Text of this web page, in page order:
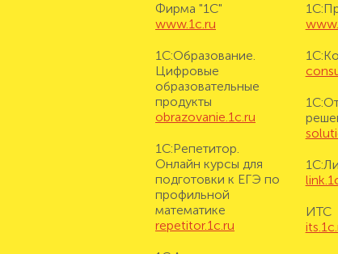
Фирма "1С"
www.1c.ru
1С:Образование.
Цифровые
образовательные
продукты
obrazovanie.1c.ru
1С:Репетитор.
Онлайн курсы для
подготовки к ЕГЭ по
профильной
математике
repetitor.1c.ru
ИТС